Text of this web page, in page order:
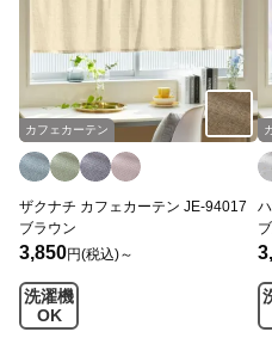
カフェカーテン
ザクナチ カフェカーテン JE-94017
ブラウン
3,850円(税込)～
洗濯機
OK